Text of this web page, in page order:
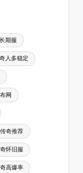
期服
人多稳定
网
奇推荐
怀旧服
高爆率